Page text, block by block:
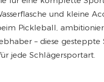
und kleine
Pickleball,
– diese
jede Schlägersportart.